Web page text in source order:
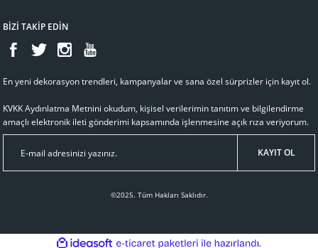
BİZİ TAKİP EDİN
En yeni dekorasyon trendleri, kampanyalar ve sana özel sürprizler için kayıt ol.
KVKK Aydınlatma Metnini okudum, kişisel verilerimin tanıtım ve bilgilendirme
amaçlı elektronik ileti gönderimi kapsamında işlenmesine açık rıza veriyorum.
KAYIT OL
©2025. Tüm Hakları Saklıdır.
ideasoft e-